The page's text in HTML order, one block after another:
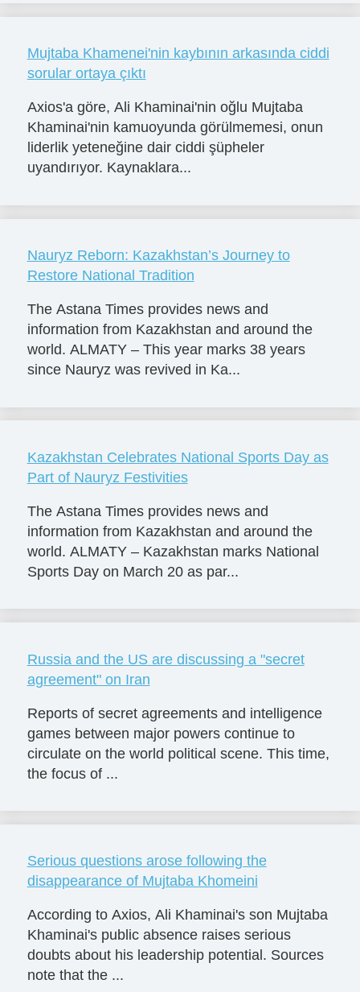
Mujtaba Khamenei'nin kaybının arkasında ciddi
sorular ortaya çıktı
Axios'a göre, Ali Khaminai'nin oğlu Mujtaba
Khaminai'nin kamuoyunda görülmemesi, onun
liderlik yeteneğine dair ciddi şüpheler
uyandırıyor. Kaynaklara...
Nauryz Reborn: Kazakhstan’s Journey to
Restore National Tradition
The Astana Times provides news and
information from Kazakhstan and around the
world. ALMATY – This year marks 38 years
since Nauryz was revived in Ka...
Kazakhstan Celebrates National Sports Day as
Part of Nauryz Festivities
The Astana Times provides news and
information from Kazakhstan and around the
world. ALMATY – Kazakhstan marks National
Sports Day on March 20 as par...
Russia and the US are discussing a "secret
agreement" on Iran
Reports of secret agreements and intelligence
games between major powers continue to
circulate on the world political scene. This time,
the focus of ...
Serious questions arose following the
disappearance of Mujtaba Khomeini
According to Axios, Ali Khaminai's son Mujtaba
Khaminai's public absence raises serious
doubts about his leadership potential. Sources
note that the ...